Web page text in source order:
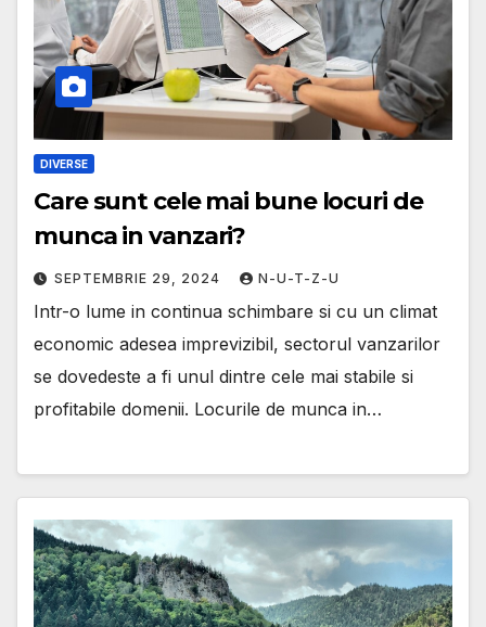
DIVERSE
Care sunt cele mai bune locuri de
munca in vanzari?
SEPTEMBRIE 29, 2024 N-U-T-Z-U
Intr-o lume in continua schimbare si cu un climat
economic adesea imprevizibil, sectorul vanzarilor
se dovedeste a fi unul dintre cele mai stabile si
profitabile domenii. Locurile de munca in…